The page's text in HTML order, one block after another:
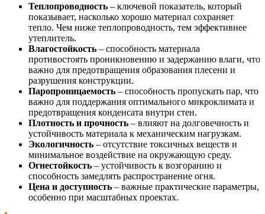
Теплопроводность – ключевой показатель, который
показывает, насколько хорошо материал сохраняет
тепло. Чем ниже теплопроводность, тем эффективнее
утеплитель.
Влагостойкость – способность материала
противостоять проникновению и задержанию влаги, что
важно для предотвращения образования плесени и
разрушения конструкции.
Паропроницаемость – способность пропускать пар, что
важно для поддержания оптимального микроклимата и
предотвращения конденсата внутри стен.
Плотность и прочность – влияют на долговечность и
устойчивость материала к механическим нагрузкам.
Экологичность – отсутствие токсичных веществ и
минимальное воздействие на окружающую среду.
Огнестойкость – устойчивость к возгоранию и
способность замедлять распространение огня.
Цена и доступность – важные практические параметры,
особенно при масштабных проектах.